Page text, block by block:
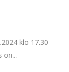
klo 17.30
on...